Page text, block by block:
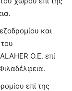
και
O.E. επί
επί της